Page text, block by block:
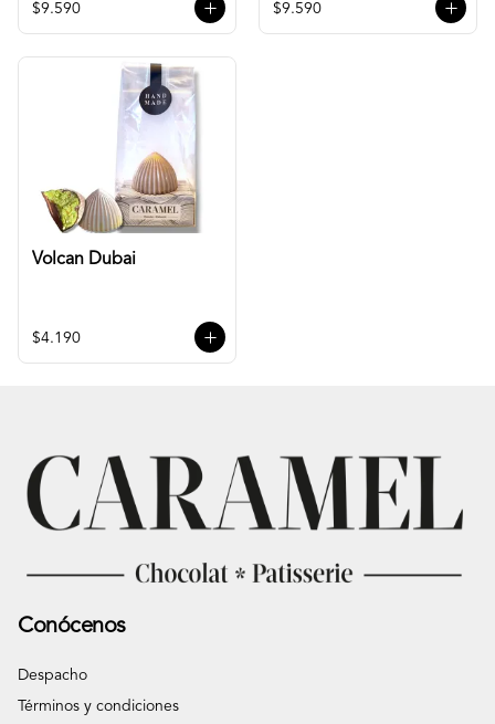
$9.590 $9.590
Volcan Dubai
$4.190
Conócenos
Despacho
Términos y condiciones